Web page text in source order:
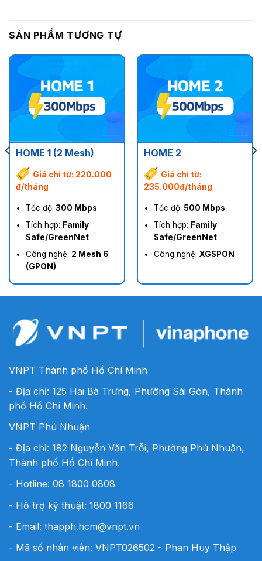
SẢN PHẨM TƯƠNG TỰ
HOME 1 (2 Mesh)
Giá chỉ từ: 220.000
đ/tháng
Tốc độ: 300 Mbps
Tích hợp: Family
Safe/GreenNet
Công nghệ: 2 Mesh 6
(GPON)
HOME 2
Giá chỉ từ:
235.000đ/tháng
Tốc độ: 500 Mbps
Tích hợp: Family
Safe/GreenNet
Công nghệ:XGSPON
VNPT Thành phố Hồ Chí Minh
- Địa chỉ: 125 Hai Bà Trưng, Phường Sài Gòn, Thành
phố Hồ Chí Minh.
VNPT Phú Nhuận
- Địa chỉ: 182 Nguyễn Văn Trỗi, Phường Phú Nhuận,
Thành phố Hồ Chí Minh.
- Hotline: 08 1800 0808
- Hỗ trợ kỹ thuật: 1800 1166
- Email: thapph.hcm@vnpt.vn
- Mã số nhân viên: VNPT026502 - Phan Huy Thập